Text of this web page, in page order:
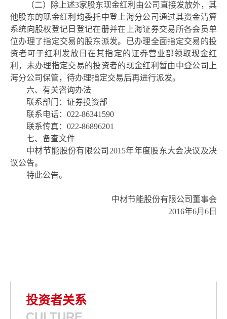
（二）除上述3家股东现金红利由公司直接发放外，其
他股东的现金红利均委托中登上海分公司通过其资金清算
系统向股权登记日登记在册并在上海证券交易所各会员单
位办理了指定交易的股东派发。已办理全面指定交易的投
资者可于红利发放日在其指定的证券营业部领取现金红
利，未办理指定交易的投资者的现金红利暂由中登公司上
海分公司保管，待办理指定交易后再进行派发。
六、有关咨询办法
联系部门：证券投资部
联系电话： 022-86341590
联系传真： 022-86896201
七、备查文件
中材节能股份有限公司 2015年年度股东大会决议及决
议公告。
特此公告。
中材节能股份有限公司董事会
2016年6月6日
投资者关系